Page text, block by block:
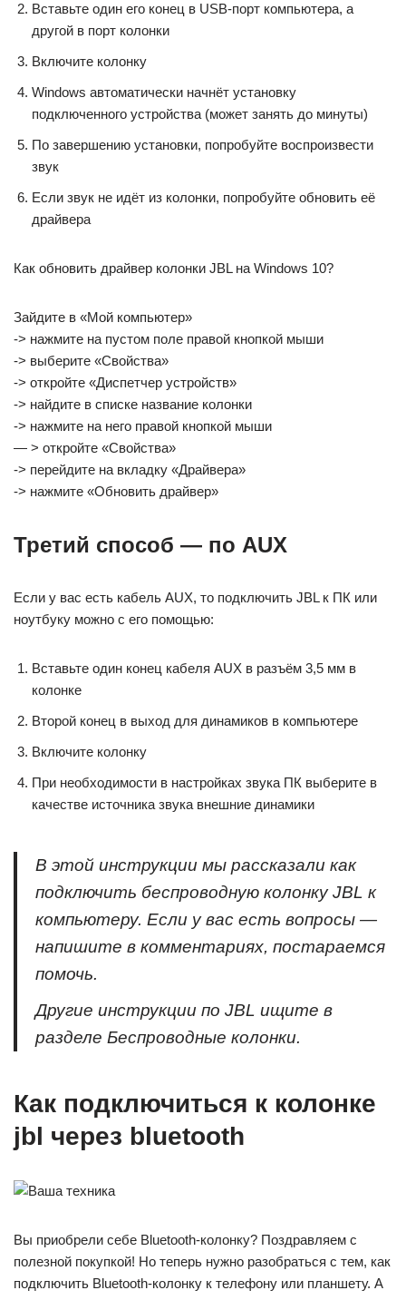
Вставьте один его конец в USB-порт компьютера, а
другой в порт колонки
Включите колонку
Windows автоматически начнёт установку
подключенного устройства (может занять до минуты)
По завершению установки, попробуйте воспроизвести
звук
Если звук не идёт из колонки, попробуйте обновить её
драйвера
Как обновить драйвер колонки JBL на Windows 10?
Зайдите в «Мой компьютер»
-> нажмите на пустом поле правой кнопкой мыши
-> выберите «Свойства»
-> откройте «Диспетчер устройств»
-> найдите в списке название колонки
-> нажмите на него правой кнопкой мыши
— > откройте «Свойства»
-> перейдите на вкладку «Драйвера»
-> нажмите «Обновить драйвер»
Третий способ — по AUX
Если у вас есть кабель AUX, то подключить JBL к ПК или
ноутбуку можно с его помощью:
Вставьте один конец кабеля AUX в разъём 3,5 мм в
колонке
Второй конец в выход для динамиков в компьютере
Включите колонку
При необходимости в настройках звука ПК выберите в
качестве источника звука внешние динамики
В этой инструкции мы рассказали как
подключить беспроводную колонку JBL к
компьютеру. Если у вас есть вопросы —
напишите в комментариях, постараемся
помочь.
Другие инструкции по JBL ищите в
разделе Беспроводные колонки.
Как подключиться к колонке
jbl через bluetooth
Вы приобрели себе Bluetooth-колонку? Поздравляем с
полезной покупкой! Но теперь нужно разобраться с тем, как
подключить Bluetooth-колонку к телефону или планшету. А